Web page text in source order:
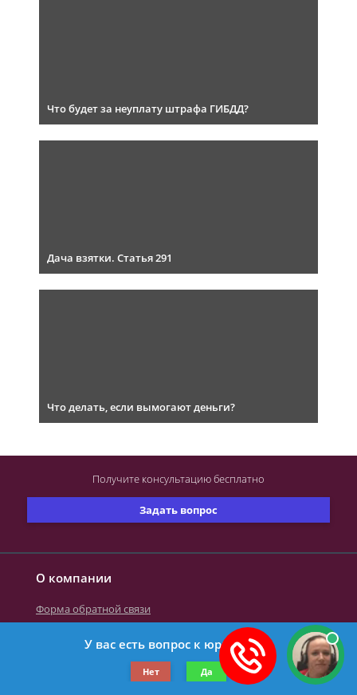
Что будет за неуплату штрафа ГИБДД?
Дача взятки. Статья 291
Что делать, если вымогают деньги?
О компании
Форма обратной связи
©2019-2026 Все права защищены.
Задать вопрос
Получите консультациюбесплатно
У вас есть вопрос к юристу?
Нет Да